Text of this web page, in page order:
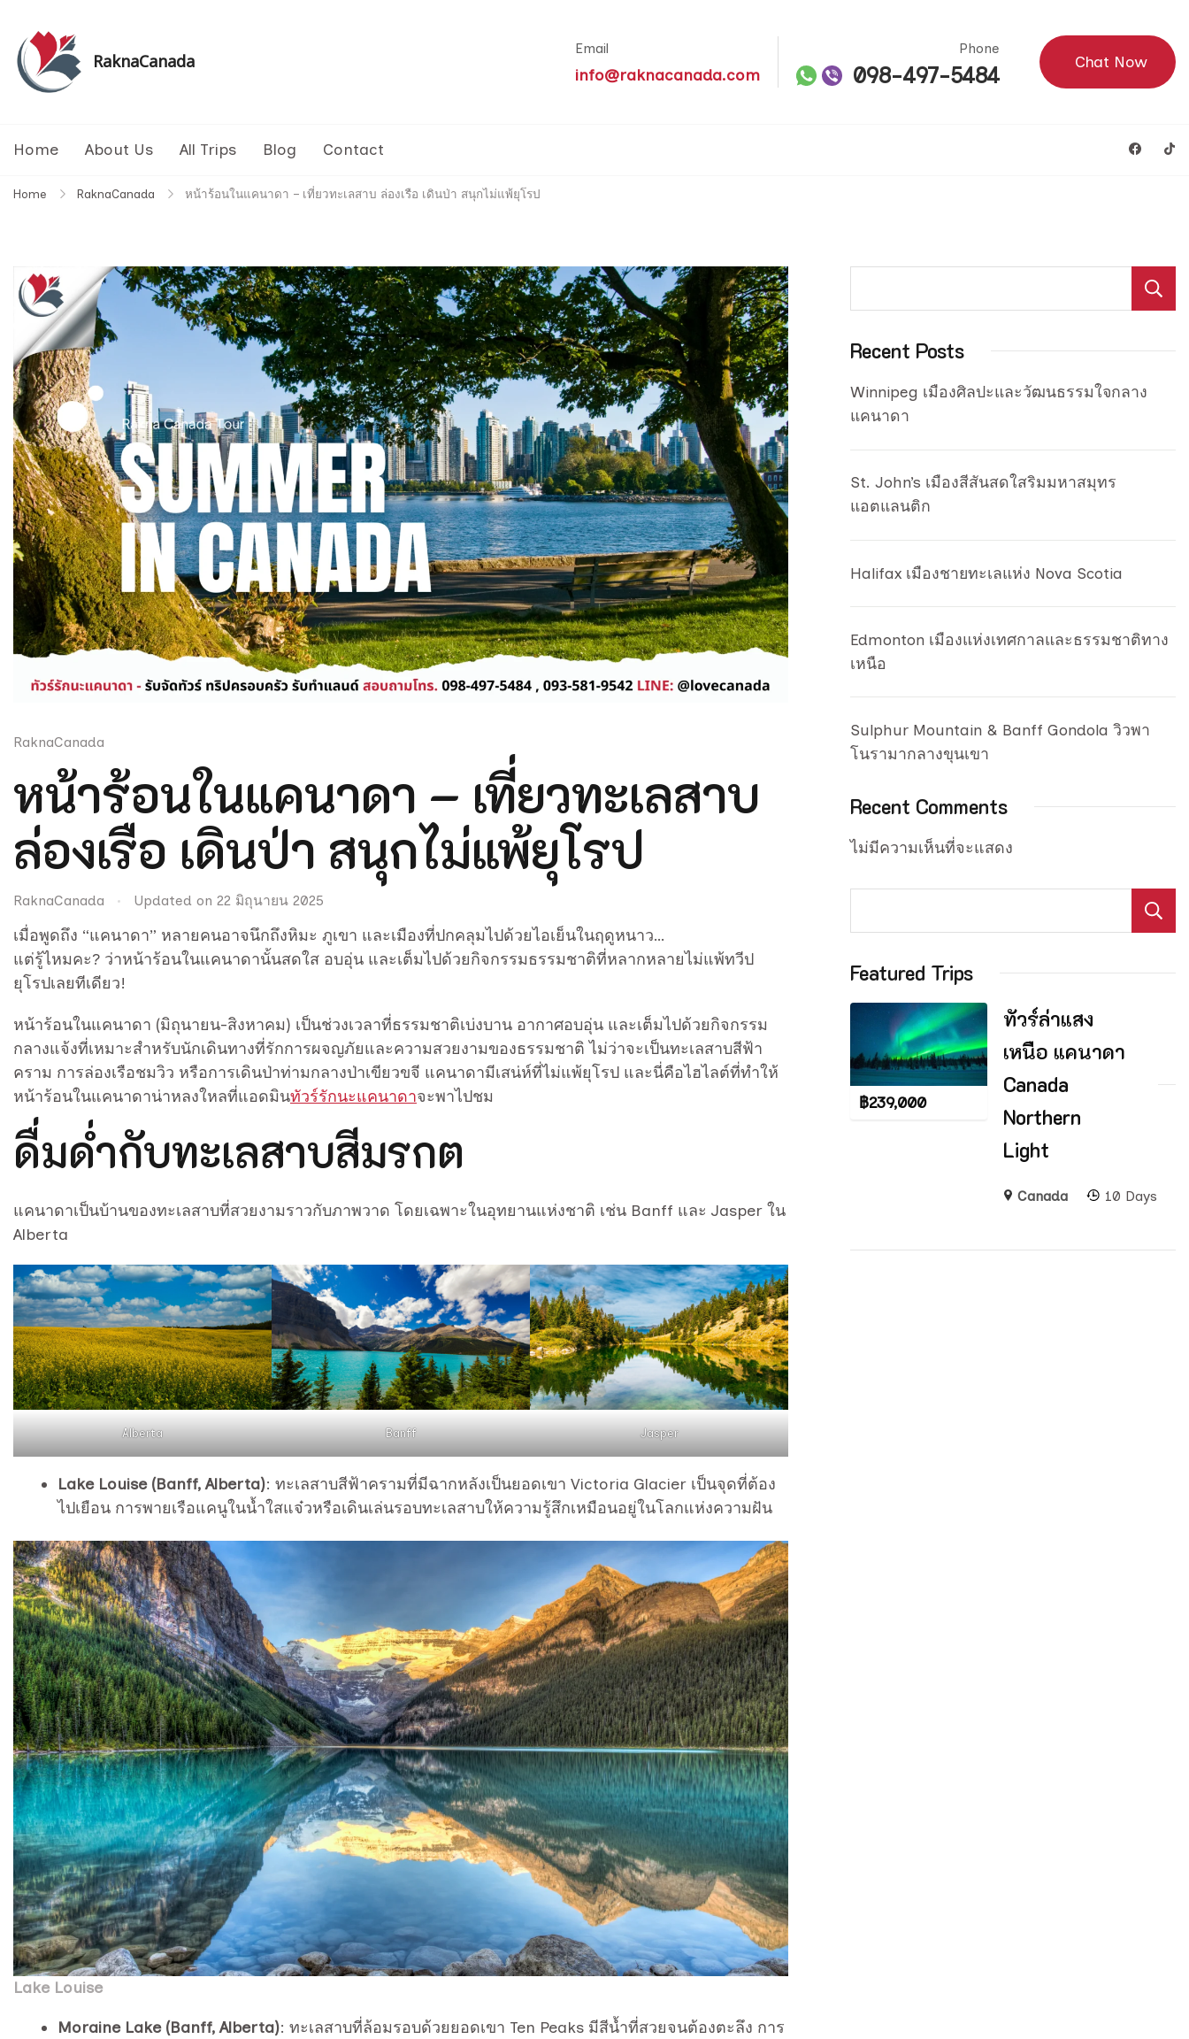
content
RaknaCanada
Email
info@raknacanada.com
Phone
098-497-5484 Chat Now
Home About Us All Trips Blog Contact
Home RaknaCanada หน้าร้อนในแคนาดา – เที่ยวทะเลสาบ ล่องเรือ เดินป่า สนุกไม่แพ้ยุโรป
RaknaCanada
หน้าร้อนในแคนาดา – เที่ยวทะเลสาบ
ล่องเรือ เดินป่า สนุกไม่แพ้ยุโรป
RaknaCanada Updated on 22 มิถุนายน 2025
เมื่อพูดถึง “แคนาดา” หลายคนอาจนึกถึงหิมะ ภูเขา และเมืองที่ปกคลุมไปด้วยไอเย็นในฤดูหนาว…
แต่รู้ไหมคะ? ว่าหน้าร้อนในแคนาดานั้นสดใส อบอุ่น และเต็มไปด้วยกิจกรรมธรรมชาติที่หลากหลายไม่แพ้ทวีป
ยุโรปเลยทีเดียว!
หน้าร้อนในแคนาดา (มิถุนายน-สิงหาคม) เป็นช่วงเวลาที่ธรรมชาติเบ่งบาน อากาศอบอุ่น และเต็มไปด้วยกิจกรรม
กลางแจ้งที่เหมาะสำหรับนักเดินทางที่รักการผจญภัยและความสวยงามของธรรมชาติ ไม่ว่าจะเป็นทะเลสาบสีฟ้า
คราม การล่องเรือชมวิว หรือการเดินป่าท่ามกลางป่าเขียวขจี แคนาดามีเสน่ห์ที่ไม่แพ้ยุโรป และนี่คือไฮไลต์ที่ทำให้
หน้าร้อนในแคนาดาน่าหลงใหลที่แอดมินทัวร์รักนะแคนาดาจะพาไปชม
ดื่มด่ำกับทะเลสาบสีมรกต
แคนาดาเป็นบ้านของทะเลสาบที่สวยงามราวกับภาพวาด โดยเฉพาะในอุทยานแห่งชาติ เช่น Banff และ Jasper ใน
Alberta
Alberta Banff Jasper
Lake Louise (Banff, Alberta): ทะเลสาบสีฟ้าครามที่มีฉากหลังเป็นยอดเขา Victoria Glacier เป็นจุดที่ต้อง
ไปเยือน การพายเรือแคนูในน้ำใสแจ๋วหรือเดินเล่นรอบทะเลสาบให้ความรู้สึกเหมือนอยู่ในโลกแห่งความฝัน
Lake Louise
Moraine Lake (Banff, Alberta): ทะเลสาบที่ล้อมรอบด้วยยอดเขา Ten Peaks มีสีน้ำที่สวยจนต้องตะลึง การ
Recent Posts
Winnipeg เมืองศิลปะและวัฒนธรรมใจกลาง
แคนาดา
St. John’s เมืองสีสันสดใสริมมหาสมุทร
แอตแลนติก
Halifax เมืองชายทะเลแห่ง Nova Scotia
Edmonton เมืองแห่งเทศกาลและธรรมชาติทาง
เหนือ
Sulphur Mountain & Banff Gondola วิวพา
โนรามากลางขุนเขา
Recent Comments
ไม่มีความเห็นที่จะแสดง
Featured Trips
฿239,000
ทัวร์ล่าแสง
เหนือ แคนาดา
Canada
Northern
Light
Canada 10 Days